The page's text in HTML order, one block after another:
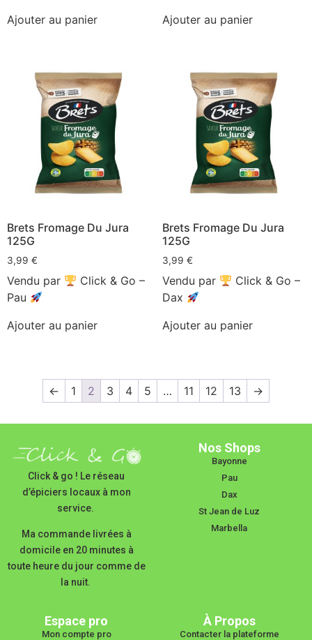
Ajouter au panier
Ajouter au panier
Brets Fromage Du Jura
125G
3,99 €
Vendu par
Click & Go –
Pau
Ajouter au panier
Brets Fromage Du Jura
125G
3,99 €
Vendu par
Click & Go –
Dax
Ajouter au panier
← 1 2 3 4 5 … 11 12 13 →
Click & go ! Le réseau
d’épiciers locaux à mon
service.
Ma commande livrées à
domicile en 20 minutes à
toute heure du jour comme de
la nuit.
Nos Shops
Bayonne
Pau
Dax
St Jean de Luz
Marbella
Espace pro
Mon compte pro
À Propos
Contacter la plateforme